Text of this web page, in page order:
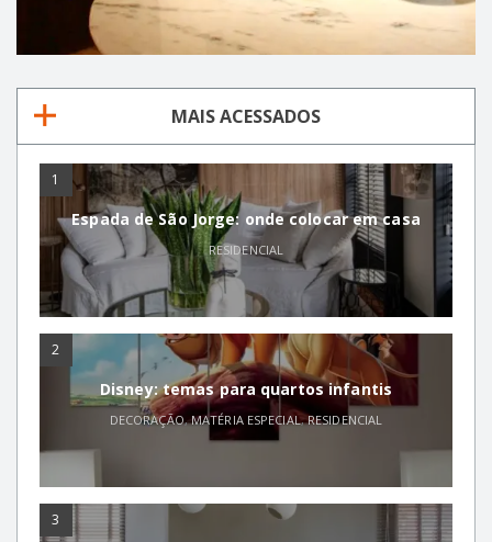
MAIS ACESSADOS
1
Espada de São Jorge: onde colocar em casa
RESIDENCIAL
2
Disney: temas para quartos infantis
DECORAÇÃO,MATÉRIA ESPECIAL,RESIDENCIAL
3